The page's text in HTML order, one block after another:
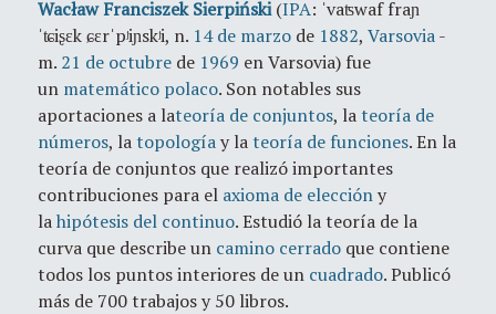
Wacław Franciszek Sierpiński(IPA: ˈvaʦwaf fraɲ
ˈʨiʂɛk ɕɛrˈpʲiɲskʲi, n. 14 de marzo de 1882, Varsovia-
m. 21 de octubre de 1969 en Varsovia) fue
un matemático polaco. Son notables sus
aportaciones a lateoría de conjuntos, lateoría de
números, latopologíay lateoría de funciones. En la
teoría de conjuntos que realizó importantes
contribuciones para el axioma de eleccióny
lahipótesis del continuo. Estudió la teoría de la
curva que describe un camino cerrado que contiene
todos los puntos interiores de un cuadrado. Publicó
más de 700 trabajos y 50 libros.